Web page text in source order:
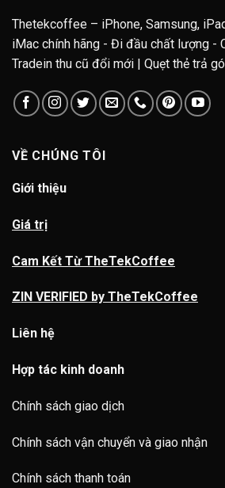
Thetekcoffee – iPhone, Samsung,
iMac chính hãng - Đi đầu chất lượng -
Tradein thu cũ đổi mới | Quẹt thẻ trả
VỀ CHÚNG TÔI
Giới thiệu
Giá trị
Cam Kết Từ TheTekCoffee
ZIN VERIFIED by TheTekCoffee
Liên hệ
Hợp tác kinh doanh
Chính sách giao dịch
Chính sách vận chuyển và giao nhận
Chính sách thanh toán